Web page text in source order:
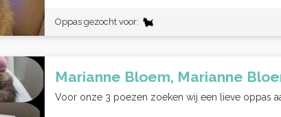
Oppas gezocht voor:
Marianne Bloem, Marianne
Voor onze 3 poezen zoeken wij een lieve oppas